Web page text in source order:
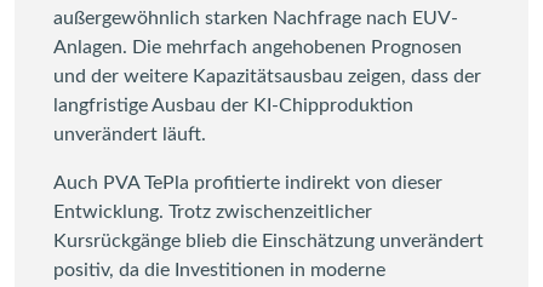
außergewöhnlich starken Nachfrage nach EUV-
Anlagen. Die mehrfach angehobenen Prognosen
und der weitere Kapazitätsausbau zeigen, dass der
langfristige Ausbau der KI-Chipproduktion
unverändert läuft.
Auch PVA TePla profitierte indirekt von dieser
Entwicklung. Trotz zwischenzeitlicher
Kursrückgänge blieb die Einschätzung unverändert
positiv, da die Investitionen in moderne